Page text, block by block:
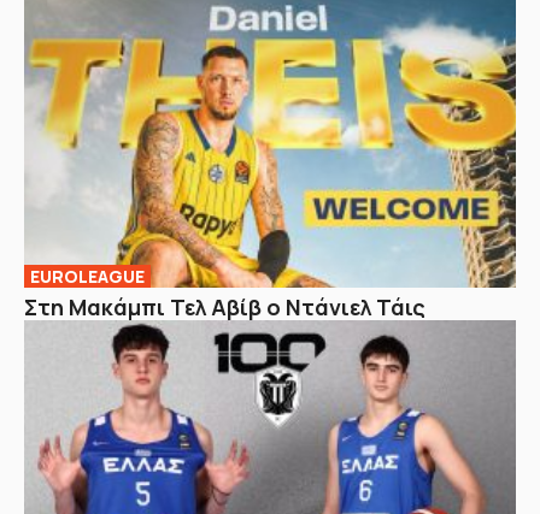
EUROLEAGUE
Στη Μακάμπι Τελ Αβίβ ο Ντάνιελ Τάις